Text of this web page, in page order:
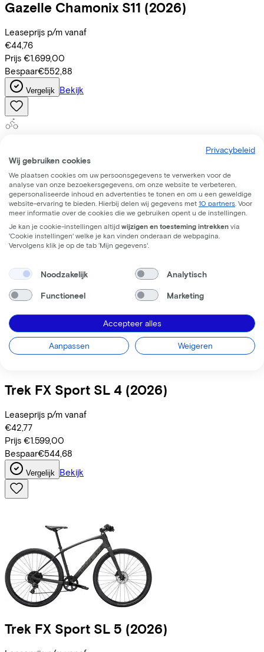
Gazelle Chamonix S11 (2026)
Leaseprijs p/m vanaf
€44,76
Prijs €1.699,00
Bespaar€552,88
Vergelijk Bekijk
Leaseprijs p/m vanaf
€102,59
Prijs €4.399,00
Bespaar€878,00
Vergelijk Bekijk
Trek FX Sport SL 4 (2026)
Leaseprijs p/m vanaf
€42,77
Prijs €1.599,00
Bespaar€544,68
Vergelijk Bekijk
Trek FX Sport SL 5 (2026)
Privacybeleid
Wij gebruiken cookies
We plaatsen cookies om uw persoonsgegevens te verwerken voor de
analyse van onze bezoekersgegevens, om onze website te verbeteren,
gepersonaliseerde inhoud en advertenties te tonen en om u een geweldige
website-ervaring te bieden. Hierbij delen wij gegevens met 10 partners . Voor
meer informatie over de cookies die we gebruiken opent u de instellingen.
Je kan je cookie-instellingen altijd wijzigen en toesteming intrekken via
'Cookie instellingen' welke je kan vinden onderaan de webpagina.
Vervolgens klik je op de tab ‘Mijn gegevens'.
Noodzakelijk Analytisch
Functioneel Marketing
Accepteer alles
Aanpassen Weigeren